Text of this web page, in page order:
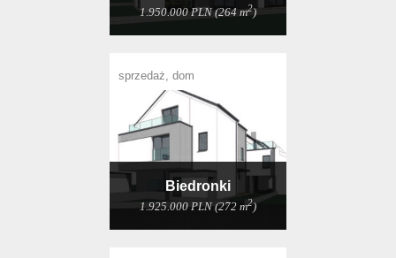
1.950.000 PLN (264 m2)
sprzedaż, dom
Biedronki
1.925.000 PLN (272 m2)